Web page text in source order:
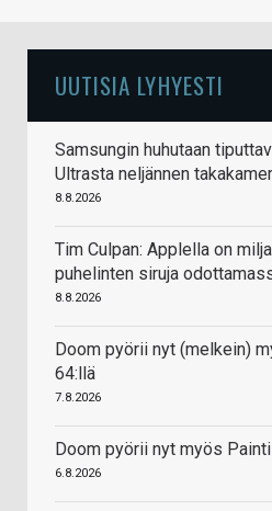
UUTISIA LYHYESTI
Samsungin huhutaan
Ultrasta neljännen
8.8.2026
Tim Culpan: Applella on
puhelinten siruja
8.8.2026
Doom pyörii nyt (melkein)
64:llä
7.8.2026
Doom pyörii nyt myös
6.8.2026